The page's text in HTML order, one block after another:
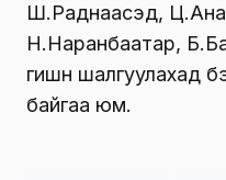
Ш.Раднаасэд,
Н.Наранбаатар,
гишүүн шалгуулахад
байгаа юм.